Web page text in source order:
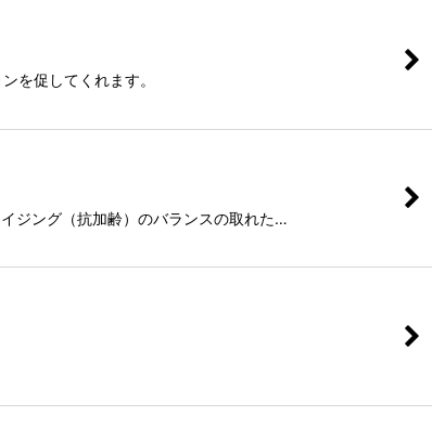
を促してくれます。
ジング（抗加齢）のバランスの取れた…